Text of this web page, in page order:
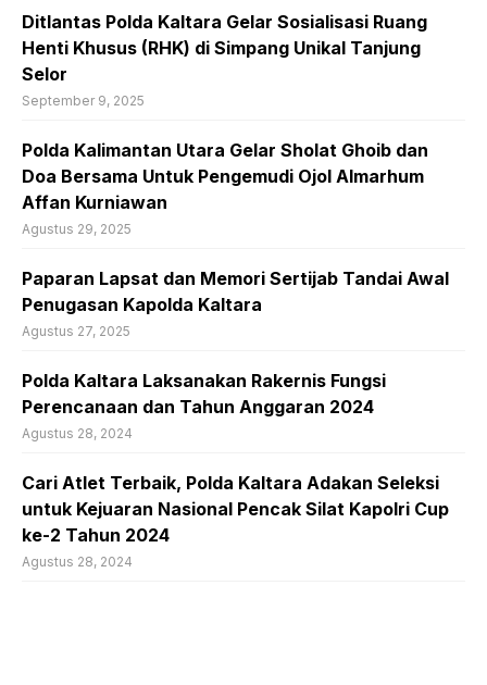
Ditlantas Polda Kaltara Gelar Sosialisasi Ruang
Henti Khusus (RHK) di Simpang Unikal Tanjung
Selor
September 9, 2025
Polda Kalimantan Utara Gelar Sholat Ghoib dan
Doa Bersama Untuk Pengemudi Ojol Almarhum
Affan Kurniawan
Agustus 29, 2025
Paparan Lapsat dan Memori Sertijab Tandai Awal
Penugasan Kapolda Kaltara
Agustus 27, 2025
Polda Kaltara Laksanakan Rakernis Fungsi
Perencanaan dan Tahun Anggaran 2024
Agustus 28, 2024
Cari Atlet Terbaik, Polda Kaltara Adakan Seleksi
untuk Kejuaran Nasional Pencak Silat Kapolri Cup
ke-2 Tahun 2024
Agustus 28, 2024